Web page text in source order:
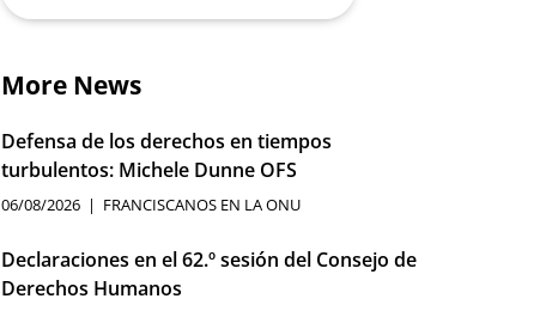
More News
Defensa de los derechos en tiempos
turbulentos: Michele Dunne OFS
06/08/2026 FRANCISCANOS EN LA ONU
Declaraciones en el 62.º sesión del Consejo de
Derechos Humanos